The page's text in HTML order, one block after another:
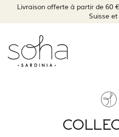
Livraison offerte à partir de 60
Suisse et